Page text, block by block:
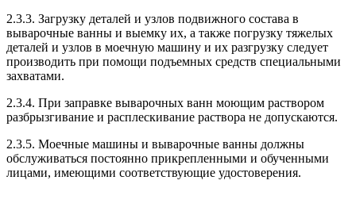
2.3.3. Загрузку деталей и узлов подвижного состава в
выварочные ванны и выемку их, а также погрузку тяжелых
деталей и узлов в моечную машину и их разгрузку следует
производить при помощи подъемных средств специальными
захватами.
2.3.4. При заправке выварочных ванн моющим раствором
разбрызгивание и расплескивание раствора не допускаются.
2.3.5. Моечные машины и выварочные ванны должны
обслуживаться постоянно прикрепленными и обученными
лицами, имеющими соответствующие удостоверения.